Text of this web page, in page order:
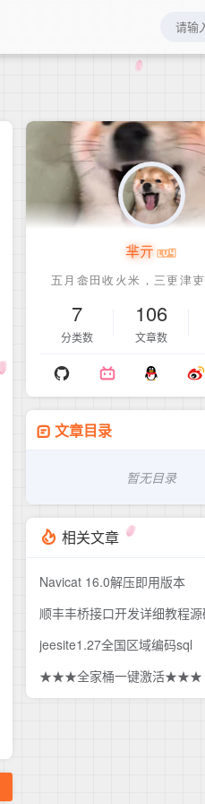
芈亓
7
分类数
106
文章数
文章目录
暂无目录
相关文章
Navicat 16.0解压即用版本
jeesite1.27全国区域编码sql
★★★全家桶一键激活★★★